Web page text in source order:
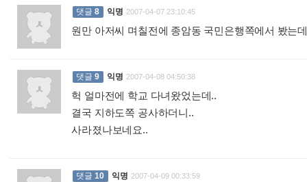
댓글 8 익명 2007-04-07 23:10:45
원만 아저씨 며칠전에 종암동 국민은행쪽에서 봤는
댓글 9 익명 2007-04-08 04:50:38
헉 얼마전에 학교 다녀왔었는데..
결국 지하도쪽 공사하더니..
사라졌나보네요..
댓글 10 익명 2007-04-09 00:33:59